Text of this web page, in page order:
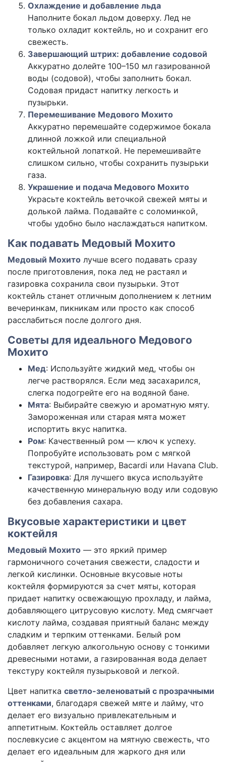
Охлаждение и добавление льда
Наполните бокал льдом доверху. Лед не
только охладит коктейль, но и сохранит его
свежесть.
Завершающий штрих: добавление содовой
Аккуратно долейте 100–150 мл газированной
воды (содовой), чтобы заполнить бокал.
Содовая придаст напитку легкость и
пузырьки.
Перемешивание Медового Мохито
Аккуратно перемешайте содержимое бокала
длинной ложкой или специальной
коктейльной лопаткой. Не перемешивайте
слишком сильно, чтобы сохранить пузырьки
газа.
Украшение и подача Медового Мохито
Украсьте коктейль веточкой свежей мяты и
долькой лайма. Подавайте с соломинкой,
чтобы удобно было наслаждаться напитком.
Как подавать Медовый Мохито
Медовый Мохито лучше всего подавать сразу
после приготовления, пока лед не растаял и
газировка сохранила свои пузырьки. Этот
коктейль станет отличным дополнением к летним
вечеринкам, пикникам или просто как способ
расслабиться после долгого дня.
Советы для идеального Медового
Мохито
Мед: Используйте жидкий мед, чтобы он
легче растворялся. Если мед засахарился,
слегка подогрейте его на водяной бане.
Мята: Выбирайте свежую и ароматную мяту.
Замороженная или старая мята может
испортить вкус напитка.
Ром: Качественный ром — ключ к успеху.
Попробуйте использовать ром с мягкой
текстурой, например, Bacardi или Havana Club.
Газировка: Для лучшего вкуса используйте
качественную минеральную воду или содовую
без добавления сахара.
Вкусовые характеристики и цвет
коктейля
Медовый Мохито — это яркий пример
гармоничного сочетания свежести, сладости и
легкой кислинки. Основные вкусовые ноты
коктейля формируются за счет мяты, которая
придает напитку освежающую прохладу, и лайма,
добавляющего цитрусовую кислоту. Мед смягчает
кислоту лайма, создавая приятный баланс между
сладким и терпким оттенками. Белый ром
добавляет легкую алкогольную основу с тонкими
древесными нотами, а газированная вода делает
текстуру коктейля пузырьковой и легкой.
Цвет напитка светло-зеленоватый с прозрачными
оттенками, благодаря свежей мяте и лайму, что
делает его визуально привлекательным и
аппетитным. Коктейль оставляет долгое
послевкусие с акцентом на мятную свежесть, что
делает его идеальным для жаркого дня или